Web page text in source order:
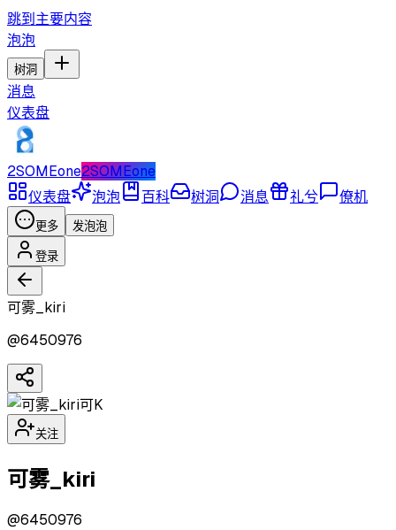
跳到主要内容
泡泡
树洞
消息
仪表盘
2SOMEone2SOMEone
仪表盘
泡泡 百科 树洞 消息 礼兮 僚机
更多 发泡泡
登录
可雾_kiri
@6450976
可K
关注
可雾_kiri
@6450976